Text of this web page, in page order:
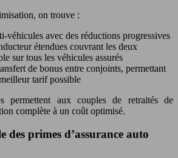
on trouve :
véhicules avec des réductions progressives
étendues couvrant les deux
sur tous les véhicules assurés
de bonus entre conjoints, permettant
tarif possible
permettent aux couples de retraités de
complète à un coût optimisé.
des primes d’assurance auto